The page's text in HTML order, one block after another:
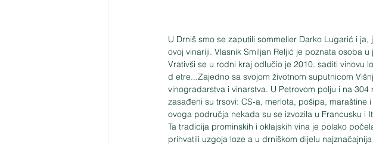
U Drniš smo se zaputili sommelier Darko Lugarić i
ovoj vinariji. Vlasnik Smiljan Reljić je poznata osoba
Vrativši se u rodni kraj odlučio je 2010. saditi vinovu
d etre...Zajedno sa svojom životnom suputnicom
vinogradarstva i vinarstva. U Petrovom polju i na
zasađeni su trsovi: CS-a, merlota, pošipa,
ovoga područja nekada su se izvozila u Francusku i
Ta tradicija prominskih i oklajskih vina je polako
prihvatili uzgoja loze a u drniškom dijelu